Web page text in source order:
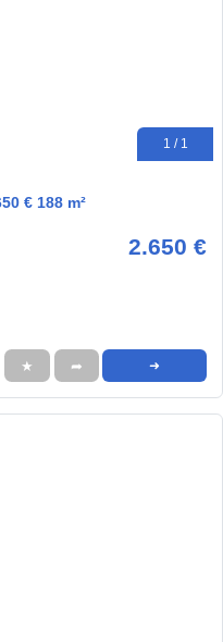
1 / 1
€ 188 m²
2.650 €
★ ➦ ➜